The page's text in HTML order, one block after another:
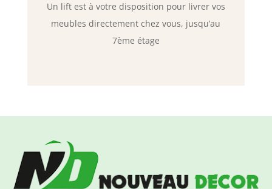
Un lift est à votre disposition pour livrer vos
meubles directement chez vous, jusqu’au
7ème étage